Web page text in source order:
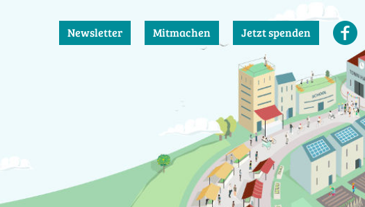
Newsletter Mitmachen Jetzt spenden